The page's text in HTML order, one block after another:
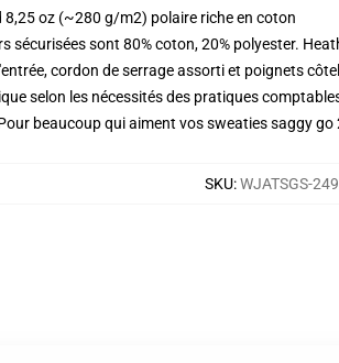
8,25 oz (~280 g/m2) polaire riche en coton
sécurisées sont 80% coton, 20% polyester.
cordon de serrage assorti et poignets
selon les nécessités des pratiques
beaucoup qui aiment vos sweaties saggy go
SKU:WJATSGS-